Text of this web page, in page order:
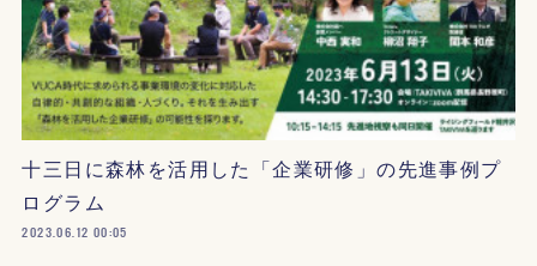
十三日に森林を活用した「企業研修」の先進事例プ
ログラム
2023.06.12 00:05